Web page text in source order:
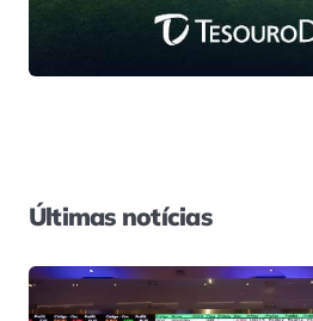
Últimas notícias